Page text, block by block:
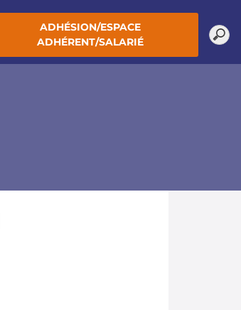
ADHÉSION/ESPACE
ADHÉRENT/SALARIÉ